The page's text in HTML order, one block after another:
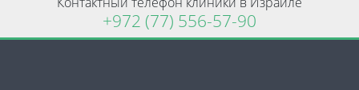
+972 (77) 556-57-90